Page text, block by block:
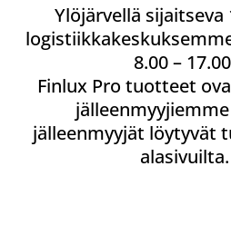
Ylöjärvellä sijaitseva
8.00 –
Finlux Pro tuotteet
jälleenmyyjät löytyvät
alasivuilta.